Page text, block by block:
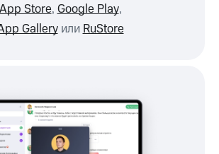
Store,Google Play,
GalleryилиRuStore